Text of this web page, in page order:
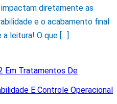
diretamente as
e o acabamento final
leitura! O que […]
Em Tratamentos De
E Controle Operacional